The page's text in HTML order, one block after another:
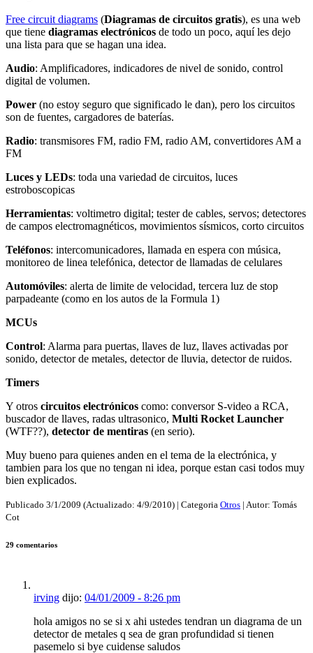
Free circuit diagrams (Diagramas de circuitos gratis), es una web
que tiene diagramas electrónicos de todo un poco, aquí les dejo
una lista para que se hagan una idea.
Audio: Amplificadores, indicadores de nivel de sonido, control
digital de volumen.
Power (no estoy seguro que significado le dan), pero los circuitos
son de fuentes, cargadores de baterías.
Radio: transmisores FM, radio FM, radio AM, convertidores AM a
FM
Luces y LEDs: toda una variedad de circuitos, luces
estroboscopicas
Herramientas: voltimetro digital; tester de cables, servos; detectores
de campos electromagnéticos, movimientos sísmicos, corto circuitos
Teléfonos: intercomunicadores, llamada en espera con música,
monitoreo de linea telefónica, detector de llamadas de celulares
Automóviles: alerta de limite de velocidad, tercera luz de stop
parpadeante (como en los autos de la Formula 1)
MCUs
Control: Alarma para puertas, llaves de luz, llaves activadas por
sonido, detector de metales, detector de lluvia, detector de ruidos.
Timers
Y otros circuitos electrónicos como: conversor S-video a RCA,
buscador de llaves, radas ultrasonico, Multi Rocket Launcher
(WTF??), detector de mentiras (en serio).
Muy bueno para quienes anden en el tema de la electrónica, y
tambien para los que no tengan ni idea, porque estan casi todos muy
bien explicados.
Publicado 3/1/2009 (Actualizado: 4/9/2010) | Categoria Otros | Autor: Tomás
Cot
29 comentarios
irving dijo: 04/01/2009 - 8:26 pm
hola amigos no se si x ahi ustedes tendran un diagrama de un
detector de metales q sea de gran profundidad si tienen
pasemelo si bye cuidense saludos